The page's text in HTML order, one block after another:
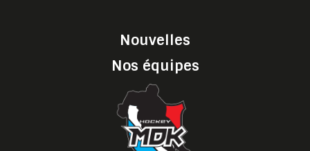
Nouvelles
Nos équipes